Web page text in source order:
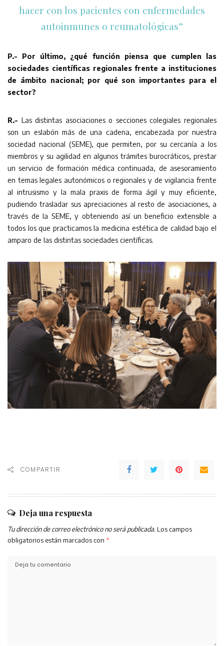
hacer con los pacientes con enfermedades
autoinmunes o reumatológicas”
P.- Por último, ¿qué función piensa que cumplen las
sociedades científicas regionales frente a instituciones
de ámbito nacional; por qué son importantes para el
sector?
R.- Las distintas asociaciones o secciones colegiales regionales
son un eslabón más de una cadena, encabezada por nuestra
sociedad nacional (SEME), que permiten, por su cercanía a los
miembros y su agilidad en algunos trámites burocráticos, prestar
un servicio de formación médica continuada, de asesoramiento
en temas legales autonómicos o regionales y de vigilancia frente
al intrusismo y la mala praxis de forma ágil y muy eficiente,
pudiendo trasladar sus apreciaciones al resto de asociaciones, a
través de la SEME, y obteniendo así un beneficio extensible a
todos los que practicamos la medicina estética de calidad bajo el
amparo de las distintas sociedades científicas.
COMPARTIR
Deja una respuesta
Tu dirección de correo electrónico no será publicada. Los campos
obligatorios están marcados con *